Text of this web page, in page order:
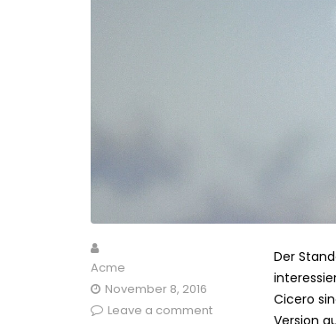
Acme
November 8, 2016
Leave a comment
Der
Cicero